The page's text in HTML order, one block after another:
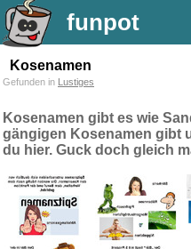
funpot
Kosenamen
Gefunden in Lustiges
Kosenamen gibt es wie
gängigen Kosenamen gibt
du hier. Guck doch gleich